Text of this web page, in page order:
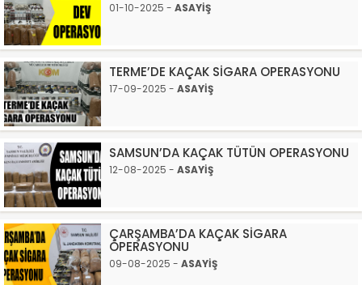
01-10-2025 - ASAYİŞ
TERME’DE KAÇAK SİGARA OPERASYONU
17-09-2025 - ASAYİŞ
SAMSUN’DA KAÇAK TÜTÜN OPERASYONU
12-08-2025 - ASAYİŞ
ÇARŞAMBA’DA KAÇAK SİGARA
OPERASYONU
09-08-2025 - ASAYİŞ